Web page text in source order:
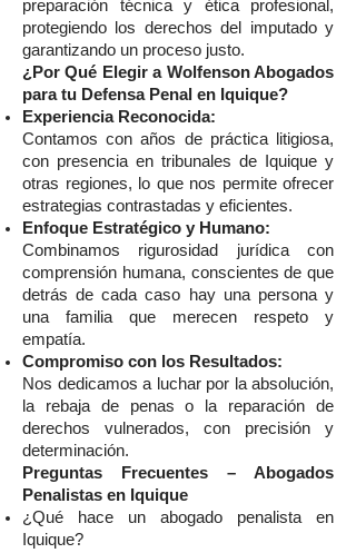
preparación técnica y ética profesional,
protegiendo los derechos del imputado y
garantizando un proceso justo.
¿Por Qué Elegir a Wolfenson Abogados
para tu Defensa Penal en Iquique?
Experiencia Reconocida:
Contamos con años de práctica litigiosa,
con presencia en tribunales de Iquique y
otras regiones, lo que nos permite ofrecer
estrategias contrastadas y eficientes.
Enfoque Estratégico y Humano:
Combinamos rigurosidad jurídica con
comprensión humana, conscientes de que
detrás de cada caso hay una persona y
una familia que merecen respeto y
empatía.
Compromiso con los Resultados:
Nos dedicamos a luchar por la absolución,
la rebaja de penas o la reparación de
derechos vulnerados, con precisión y
determinación.
Preguntas Frecuentes – Abogados
Penalistas en Iquique
¿Qué hace un abogado penalista en
Iquique?